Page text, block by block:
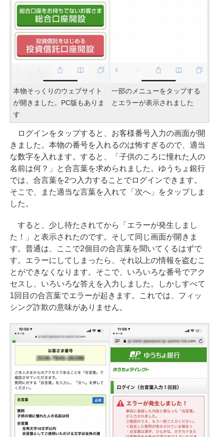
本物そっくりのウェブサイト
が開きました。PC版もありま
す
一部のメニューをタップする
とエラーが表示されました
ログインをタップすると、お客様番号入力の画面が開
きました。本物の番号を入れるのは怖すぎるので、適当
な数字を入れます。すると、「子供のころに憧れた人の
名前は何？」と合言葉を求められました。ゆうちょ銀行
では、合言葉を2つ入力することでログインできます。
そこで、また適当な言葉を入れて「次へ」をタップしま
した。
すると、少し待たされてから「エラーが発生しまし
た！」と表示されたのです。そして同じ画面が開きま
す。普通は、ここで2個目の合言葉を聞いてくるはずで
す。エラーにしてしまったら、それ以上の情報を盗むこ
とができなくなります。そこで、いろいろな番号でアク
セスし、いろいろな答えを入力しました。しかしすべて
1回目の合言葉でエラーが起きます。これでは、フィッ
シング詐欺の意味がありません。